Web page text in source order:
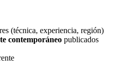
(técnica, experiencia, región)
contemporáneo publicados